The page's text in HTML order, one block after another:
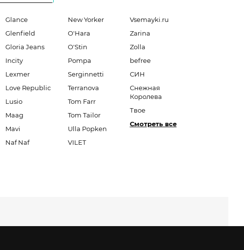
Glance
Glenfield
Gloria Jeans
Incity
Lexmer
Love Republic
Lusio
Maag
Mavi
Naf Naf
New Yorker
O'Hara
O'Stin
Pompa
Serginnetti
Terranova
Tom Farr
Tom Tailor
Ulla Popken
VILET
Vsemayki.ru
Zarina
Zolla
befree
СИН
Снежная
Королева
Твое
Смотреть все